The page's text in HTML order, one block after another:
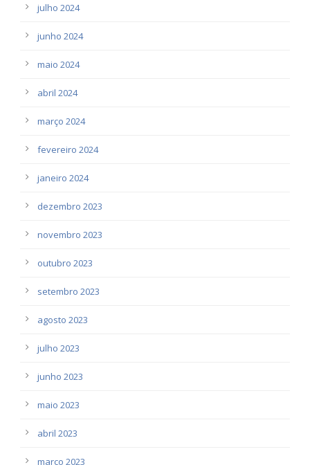
julho 2024
junho 2024
maio 2024
abril 2024
março 2024
fevereiro 2024
janeiro 2024
dezembro 2023
novembro 2023
outubro 2023
setembro 2023
agosto 2023
julho 2023
junho 2023
maio 2023
abril 2023
março 2023